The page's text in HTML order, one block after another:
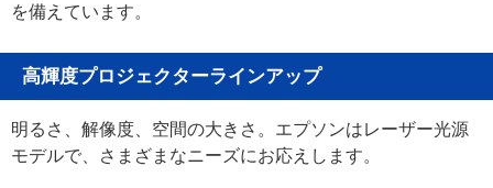
を備えています。
高輝度プロジェクターラインアップ
明るさ、解像度、空間の大きさ。エプソンはレーザー光源
モデルで、さまざまなニーズにお応えします。